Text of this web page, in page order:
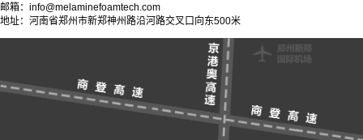
邮箱：info@melaminefoamtech.com
地址：河南省郑州市新郑神州路沿河路交叉口向东500米